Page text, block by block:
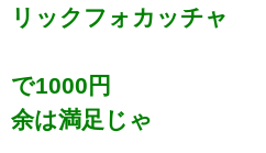
リックフォカッチャ
で1000円
余は満足じゃ